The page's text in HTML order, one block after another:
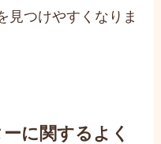
見つけやすくなりま
に関するよく